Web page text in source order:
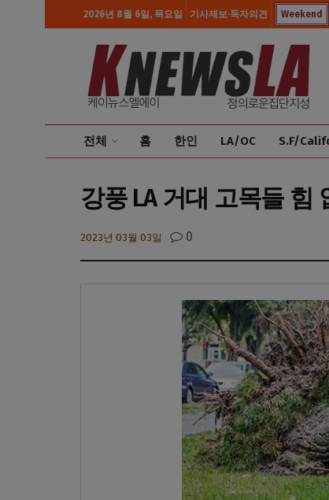
2026년 8월 6일, 목요일 기사제보·독자의견 Weekend
전체 홈 한인 LA/OC S.F/
강풍 LA 거대 고목들 힘
2023년 03월 03일 0